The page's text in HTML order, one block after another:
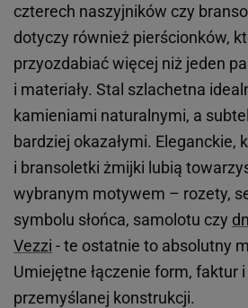
czterech naszyjników czy
dotyczy również pierścionków,
przyozdabiać więcej niż jeden
i materiały. Stal szlachetna
kamieniami naturalnymi, a
bardziej okazałymi. Eleganckie,
i bransoletki żmijki lubią
wybranym motywem – rozety,
symbolu słońca, samolotu czy
Vezzi - te ostatnie to absolutny
Umiejętne łączenie form, faktur
przemyślanej konstrukcji.